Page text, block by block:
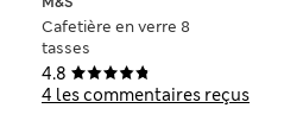
4.8
4 les commentaires reçus
Cafetière en verre 8
tasses